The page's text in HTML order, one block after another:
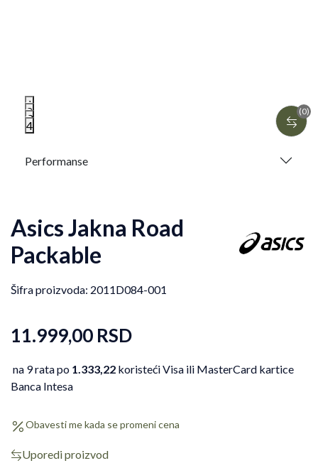
(0)
1
2
3
4
Performanse
Asics Jakna Road
Packable
Šifra proizvoda: 2011D084-001
11.999,00 RSD
na 9 rata po 1.333,22 koristeći Visa ili MasterCard kartice
Banca Intesa
Obavesti me kada se promeni cena
Uporedi proizvod